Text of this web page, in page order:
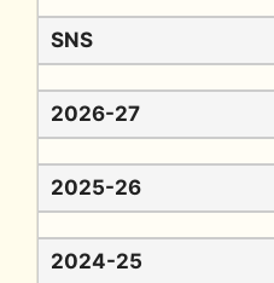
SNS
2026-27
2025-26
2024-25